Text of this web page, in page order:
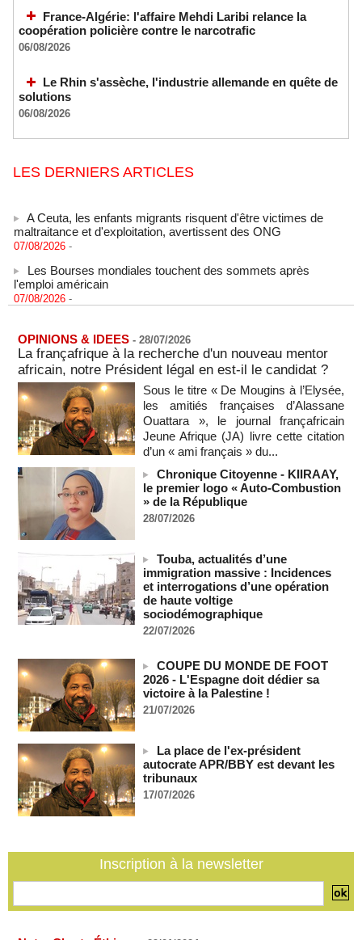
France-Algérie: l'affaire Mehdi Laribi relance la
coopération policière contre le narcotrafic
06/08/2026
Le Rhin s'assèche, l'industrie allemande en quête de
solutions
06/08/2026
LES DERNIERS ARTICLES
maltraitance et d'exploitation, avertissent des ONG
07/08/2026 -
l'emploi américain
07/08/2026 -
"Construction de la Grande Côte D'ivoire" : Le Président
vives de la nation
07/08/2026 -
Polémique à l’Assemblée nationale : Yaël Braun-Pivet se dit
"dépassée" par les critiques concernant le nouveau pavillon
07/08/2026 -
Depuis le « cessez-le-feu » à Gaza, les forces israéliennes
ont tué 300 enfants palestiniens (UNICEF)
07/08/2026 -
Guinée-Bissau - Première visite de la médiation sénégalaise
après le sommet de la Cedeao
07/08/2026 -
Bénin: Patrice Talon élu président du Sénat, moins de trois
-
Mali-Algérie : le PM Maïga affirme qu’il n’y a « aucune
rupture diplomatique » entre les 2 pays
07/08/2026 -
Journaliste libanaise tuée par Israël : Amnesty France
07/08/2026 -
Côte d'Ivoire : le président Ouattara accorde la grâce à 4.661
détenus
07/08/2026 -
Plagiat à Cambridge - L’université va réexaminer le
recrutement de ses enseignants
07/08/2026 -
La Türkiye, l’Arabie saoudite et le Pakistan signent un accord
conjoint de défense à La Mecque
OPINIONS & IDEES - 28/07/2026
La françafrique à la recherche d'un nouveau mentor
africain, notre Président légal en est-il le candidat ?
Sous le titre « De Mougins à l’Elysée,
les amitiés françaises d’Alassane
Ouattara », le journal françafricain
Jeune Afrique (JA) livre cette citation
d’un « ami français » du...
Chronique Citoyenne - KIIRAAY,
le premier logo « Auto-Combustion
» de la République
28/07/2026
Touba, actualités d’une
immigration massive : Incidences
et interrogations d’une opération
de haute voltige
sociodémographique
22/07/2026
COUPE DU MONDE DE FOOT
2026 - L'Espagne doit dédier sa
victoire à la Palestine !
21/07/2026
La place de l'ex-président
autocrate APR/BBY est devant les
tribunaux
17/07/2026
Inscription à la newsletter